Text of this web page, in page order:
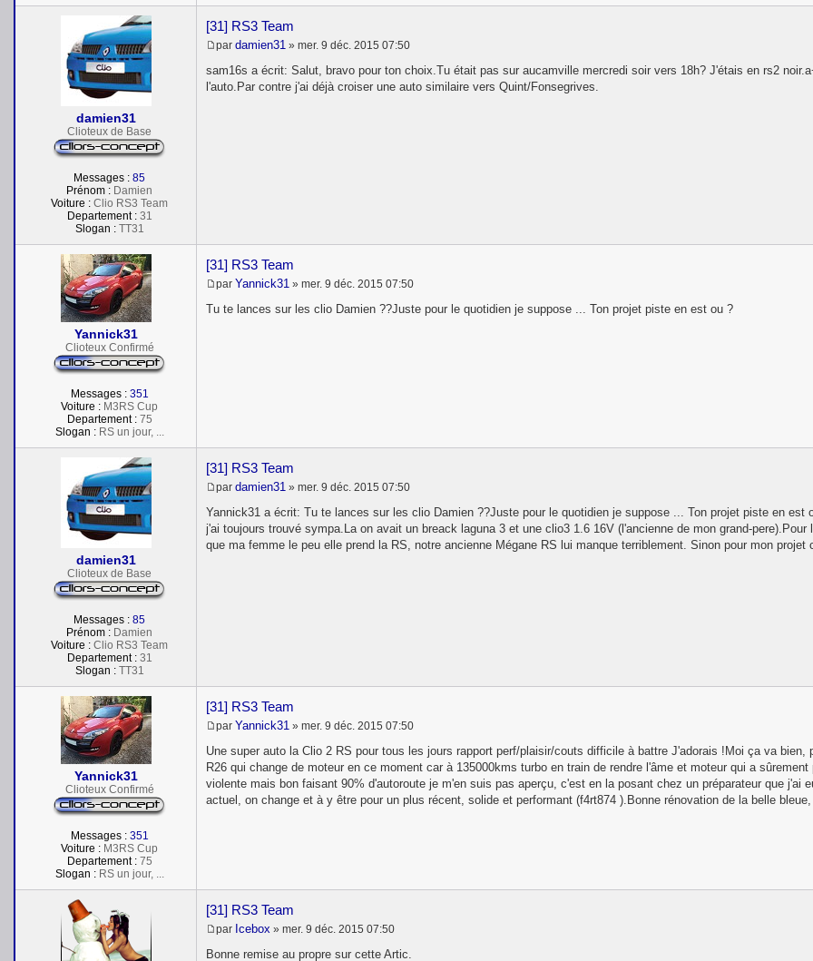
damien31
Clioteux de Base
Messages : 85
Prénom : Damien
Voiture : Clio RS3 Team
Departement :31
Slogan :TT31
[31] RS3 Team
M
e
s
par damien31 » mer. 9 déc. 2015 07:50
sam16s a écrit: Salut, bravo pour ton choix.Tu était pas sur aucamville mercredi soir vers 18h? J'étais en rs2
l'auto.Par contre j'ai déjà croiser une auto similaire vers Quint/Fonsegrives.
Yannick31
Clioteux Confirmé
Messages : 351
Voiture : M3RS Cup
Departement :75
Slogan :RS un jour, ...
[31] RS3 Team
M
e
par Yannick31 » mer. 9 déc. 2015 07:50
Tu te lances sur les clio Damien ??Juste pour le quotidien je suppose ... Ton projet piste en est ou ?
damien31
Clioteux de Base
Messages : 85
Prénom : Damien
Voiture : Clio RS3 Team
Departement :31
Slogan :TT31
[31] RS3 Team
M
e
s
s
a
par damien31 » mer. 9 déc. 2015 07:50
Yannick31 a écrit: Tu te lances sur les clio Damien ??Juste pour le quotidien je suppose ... Ton projet piste en
j'ai toujours trouvé sympa.La on avait un breack laguna 3 et une clio3 1.6 16V (l'ancienne de mon grand-
que ma femme le peu elle prend la RS, notre ancienne Mégane RS lui manque terriblement. Sinon pour mon
Yannick31
Clioteux Confirmé
Messages : 351
Voiture : M3RS Cup
Departement :75
Slogan :RS un jour, ...
[31] RS3 Team
M
e
s
s
a
g
par Yannick31 » mer. 9 déc. 2015 07:50
Une super auto la Clio 2 RS pour tous les jours rapport perf/plaisir/couts difficile à battre J'adorais !Moi ça va
R26 qui change de moteur en ce moment car à 135000kms turbo en train de rendre l'âme et moteur qui a
violente mais bon faisant 90% d'autoroute je m'en suis pas aperçu, c'est en la posant chez un préparateur que
actuel, on change et à y être pour un plus récent, solide et performant (f4rt874 ).Bonne rénovation de la belle
[31] RS3 Team
M
e
par Icebox » mer. 9 déc. 2015 07:50
Bonne remise au propre sur cette Artic.